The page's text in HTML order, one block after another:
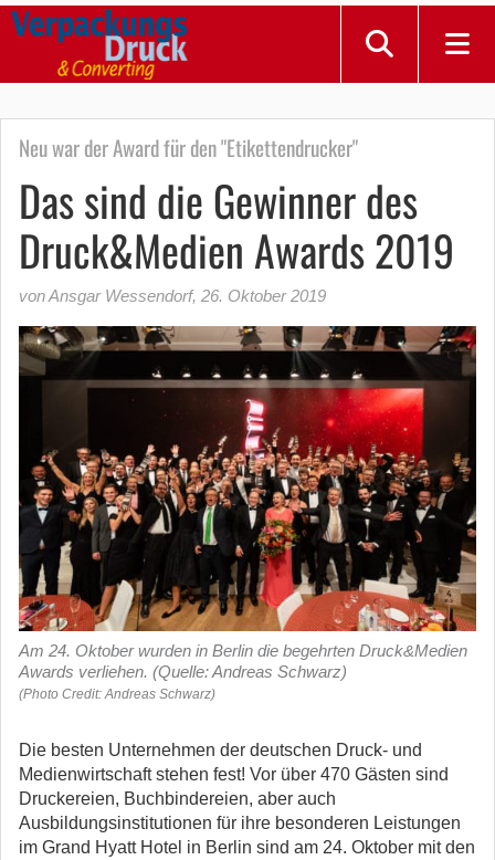
Neu war der Award für den "Etikettendrucker"
Das sind die Gewinner des
Druck&Medien Awards 2019
von Ansgar Wessendorf, 26. Oktober 2019
Am 24. Oktober wurden in Berlin die begehrten Druck&Medien
Awards verliehen. (Quelle: Andreas Schwarz)
(Photo Credit: Andreas Schwarz)
Die besten Unternehmen der deutschen Druck- und
Medienwirtschaft stehen fest! Vor über 470 Gästen sind
Druckereien, Buchbindereien, aber auch
Ausbildungsinstitutionen für ihre besonderen Leistungen
im Grand Hyatt Hotel in Berlin sind am 24. Oktober mit den